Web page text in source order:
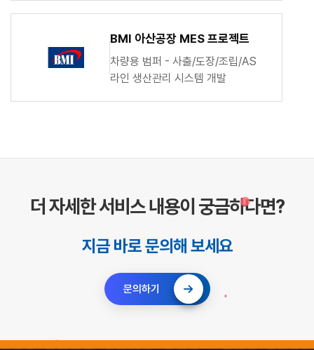
BMI 아산공장 MES 프로젝트
차량용 범퍼 - 사출/도장/조립/AS
라인 생산관리 시스템 개발
더 자세한 서비스 내용이 궁금하다면?
지금 바로 문의해 보세요
문의하기